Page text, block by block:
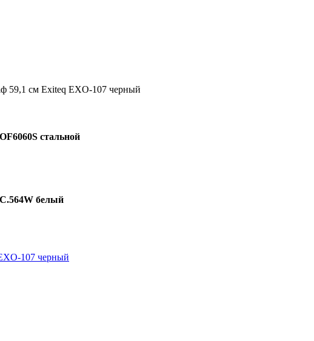
59,1 см Exiteq EXO-107 черный
стальной
белый